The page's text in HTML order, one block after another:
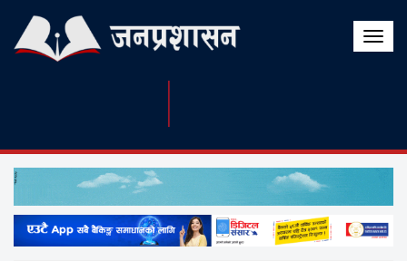
Toggle